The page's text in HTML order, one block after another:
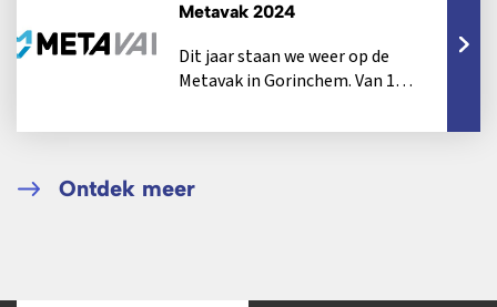
Metavak 2024
Dit jaar staan we weer op de
Metavak in Gorinchem. Van 1
de beurshallen...
Ontdek meer